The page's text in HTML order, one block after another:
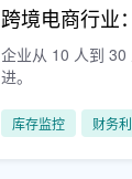
跨境电商行业
企业从 10 人到 30
进。
库存监控 财务